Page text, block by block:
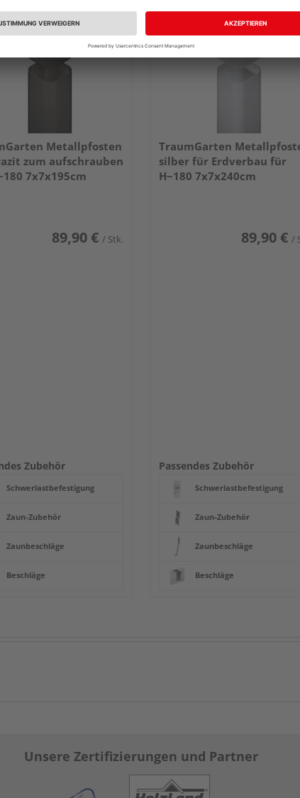
Metallpfosten
zum aufschrauben
7x7x195cm
89,90 € / Stk.
Zubehör
Schwerlastbefestigung
Zaun-Zubehör
Zaunbeschläge
Beschläge
TraumGarten
silber für Erdverbau für
H~180 7x7x240cm
89,90 € /
Passendes Zubehör
Schwerlastbefestigung
Zaun-Zubehör
Zaunbeschläge
Beschläge
Unsere Zertifizierungen und Partner